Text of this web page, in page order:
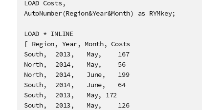
LOAD Costs,
AutoNumber(Region&Year&Month) as RYMkey;
LOAD * INLINE
[ Region, Year, Month, Costs
South,	2013,	May,	167
North,	2014,	May,	56
North,	2014,	June,	199
South,	2014,	June,	64
South,	2013,	May, 172
South,	2013,	May,	126